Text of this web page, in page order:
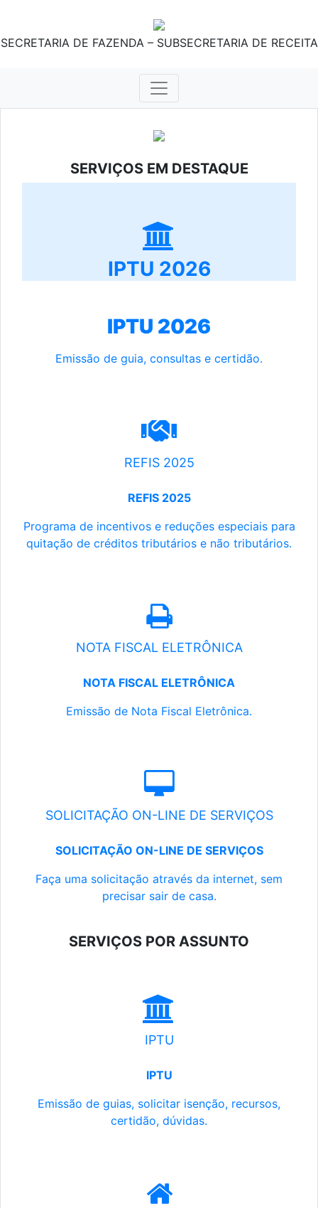
SECRETARIA DE FAZENDA – SUBSECRETARIA DE RECEITA
SERVIÇOS EM DESTAQUE
IPTU 2026
IPTU 2026
Emissão de guia, consultas e certidão.
REFIS 2025
REFIS 2025
Programa de incentivos e reduções especiais para
quitação de créditos tributários e não tributários.
NOTA FISCAL ELETRÔNICA
NOTA FISCAL ELETRÔNICA
Emissão de Nota Fiscal Eletrônica.
SOLICITAÇÃO ON-LINE DE SERVIÇOS
SOLICITAÇÃO ON-LINE DE SERVIÇOS
Faça uma solicitação através da internet, sem
precisar sair de casa.
SERVIÇOS POR ASSUNTO
IPTU
IPTU
Emissão de guias, solicitar isenção, recursos,
certidão, dúvidas.